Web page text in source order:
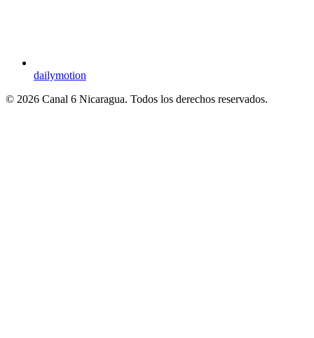
dailymotion
© 2026 Canal 6 Nicaragua. Todos los derechos reservados.